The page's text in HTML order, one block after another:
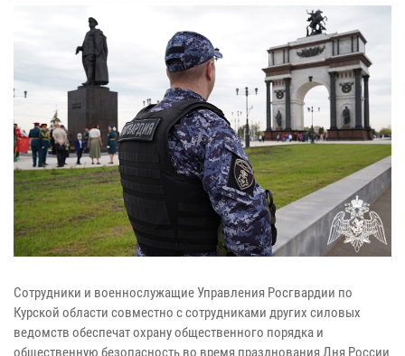
Сотрудники и военнослужащие Управления Росгвардии по
Курской области совместно с сотрудниками других силовых
ведомств обеспечат охрану общественного порядка и
общественную безопасность во время празднования Дня России